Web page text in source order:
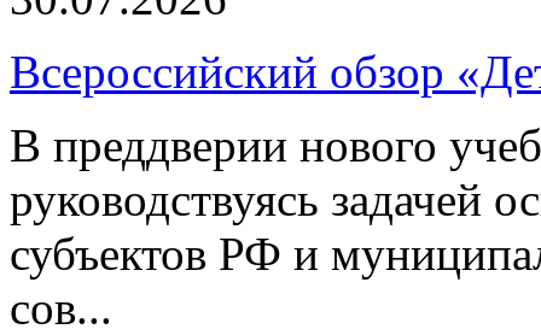
Всероссийский обзор
В преддверии нового
руководствуясь задачей
субъектов РФ и
сов...